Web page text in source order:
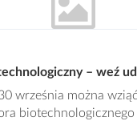
– weź
września można
biotechnologicznego